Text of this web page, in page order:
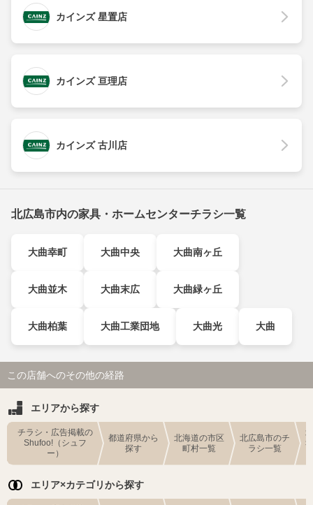
カインズ 星置店
カインズ 亘理店
カインズ 古川店
北広島市内の家具・ホームセンターチラシ一覧
大曲幸町 大曲中央 大曲南ヶ丘
大曲並木 大曲末広 大曲緑ヶ丘
大曲柏葉 大曲工業団地 大曲光 大曲
この店舗へのその他の経路
エリアから探す
チラシ・広告掲載の
Shufoo!（シュフ
ー）
都道府県から
探す
北海道の市区
町村一覧
北広島市のチ
ラシ一覧
エリア×カテゴリから探す